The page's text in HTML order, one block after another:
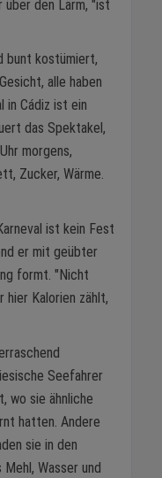
über den Lärm, "ist
bunt kostümiert,
alle haben
in Cádiz ist ein
das Spektakel,
morgens,
Zucker, Wärme.
ist kein Fest
er mit geübter
formt. "Nicht
hier Kalorien zählt,
Seefahrer
wo sie ähnliche
hatten. Andere
sie in den
Wasser und